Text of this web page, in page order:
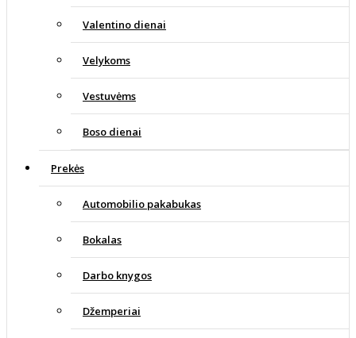
Valentino dienai
Velykoms
Vestuvėms
Boso dienai
Prekės
Automobilio pakabukas
Bokalas
Darbo knygos
Džemperiai